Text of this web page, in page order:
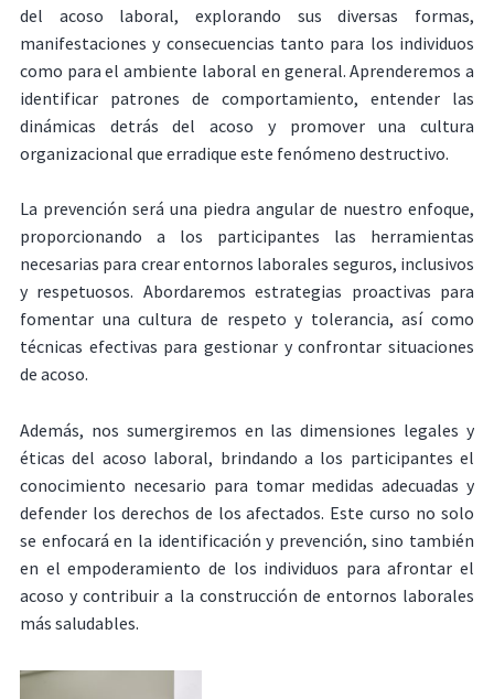
del acoso laboral, explorando sus diversas formas,
manifestaciones y consecuencias tanto para los individuos
como para el ambiente laboral en general. Aprenderemos a
identificar patrones de comportamiento, entender las
dinámicas detrás del acoso y promover una cultura
organizacional que erradique este fenómeno destructivo.
La prevención será una piedra angular de nuestro enfoque,
proporcionando a los participantes las herramientas
necesarias para crear entornos laborales seguros, inclusivos
y respetuosos. Abordaremos estrategias proactivas para
fomentar una cultura de respeto y tolerancia, así como
técnicas efectivas para gestionar y confrontar situaciones
de acoso.
Además, nos sumergiremos en las dimensiones legales y
éticas del acoso laboral, brindando a los participantes el
conocimiento necesario para tomar medidas adecuadas y
defender los derechos de los afectados. Este curso no solo
se enfocará en la identificación y prevención, sino también
en el empoderamiento de los individuos para afrontar el
acoso y contribuir a la construcción de entornos laborales
más saludables.